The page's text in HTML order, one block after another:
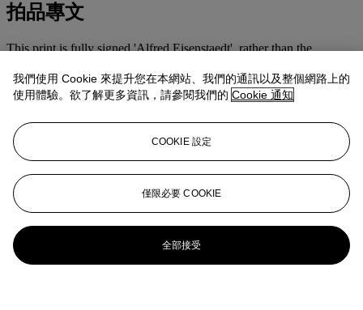
拍品專文
This print is fully signed 'Alfred Eisenstaedt', rather than the
我們使用 Cookie 來提升您在本網站、我們的通訊以及整個網路上的
使用體驗。欲了解更多資訊，請參閱我們的 Cookie 通知
COOKIE 設定
僅限必要 COOKIE
全部接受